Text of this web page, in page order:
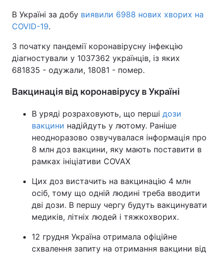
В Україні за добу виявили 6988 нових хворих на
COVID-19.
З початку пандемії коронавірусну інфекцію
діагностували у 1037362 українців, із яких
681835 - одужали, 18081 - помер.
Вакцинація від коронавірусу в Україні
В уряді розраховують, що перші дози
вакцини надійдуть у лютому. Раніше
неодноразово озвучувалася інформація про
8 млн доз вакцини, яку мають поставити в
рамках ініціативи COVAX
Цих доз вистачить на вакцинацію 4 млн
осіб, тому що одній людині треба вводити
дві дози. В першу чергу будуть вакцинувати
медиків, літніх людей і тяжкохворих.
12 грудня Україна отримала офіційне
схвалення запиту на отримання вакцини від